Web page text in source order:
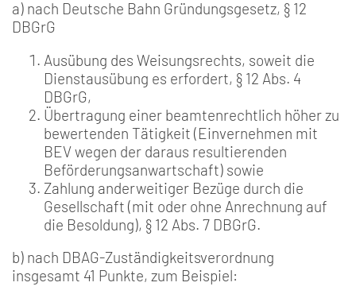
a) nach Deutsche Bahn Gründungsgesetz, § 12
DBGrG
Ausübung des Weisungsrechts, soweit die
Dienstausübung es erfordert, § 12 Abs. 4
DBGrG,
Übertragung einer beamtenrechtlich höher zu
bewertenden Tätigkeit (Einvernehmen mit
BEV wegen der daraus resultierenden
Beförderungsanwartschaft) sowie
Zahlung anderweitiger Bezüge durch die
Gesellschaft (mit oder ohne Anrechnung auf
die Besoldung), § 12 Abs. 7 DBGrG.
b) nach DBAG-Zuständigkeitsverordnung
insgesamt 41 Punkte, zum Beispiel: